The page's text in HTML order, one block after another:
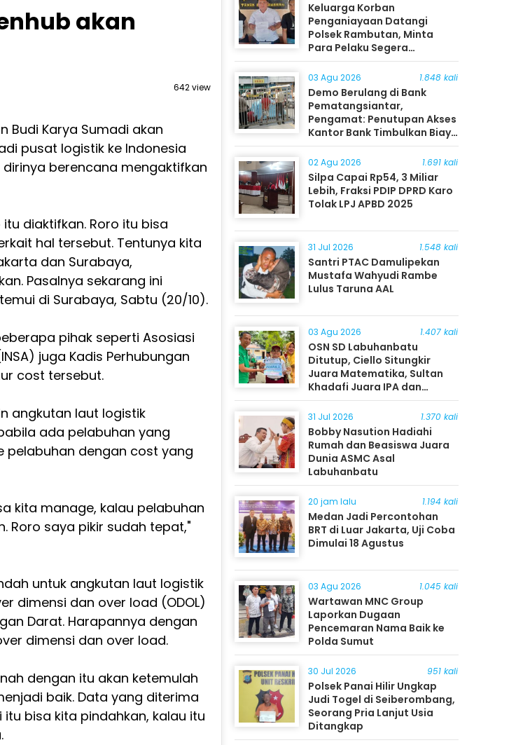
akan
642 view
Budi Karya Sumadi akan
pusat logistik ke Indonesia
berencana mengaktifkan
diaktifkan. Roro itu bisa
hal tersebut. Tentunya kita
dan Surabaya,
Pasalnya sekarang ini
di Surabaya, Sabtu (20/10).
pihak seperti Asosiasi
juga Kadis Perhubungan
cost tersebut.
angkutan laut logistik
ada pelabuhan yang
pelabuhan dengan cost yang
kita manage, kalau pelabuhan
Roro saya pikir sudah tepat,"
untuk angkutan laut logistik
dimensi dan over load (ODOL)
Darat. Harapannya dengan
dimensi dan over load.
dengan itu akan ketemulah
baik. Data yang diterima
bisa kita pindahkan, kalau itu
Keluarga Korban
Penganiayaan Datangi
Polsek Rambutan, Minta
Para Pelaku Segera
Ditangkap
03 Agu 2026 1.848 kali
Demo Berulang di Bank
Pematangsiantar,
Pengamat: Penutupan Akses
Kantor Bank Timbulkan Biaya
Ekonomi bagi Masyarakat
02 Agu 2026 1.691 kali
Silpa Capai Rp54, 3 Miliar
Lebih, Fraksi PDIP DPRD Karo
Tolak LPJ APBD 2025
31 Jul 2026 1.548 kali
Santri PTAC Damulipekan
Mustafa Wahyudi Rambe
Lulus Taruna AAL
03 Agu 2026 1.407 kali
OSN SD Labuhanbatu
Ditutup, Ciello Situngkir
Juara Matematika, Sultan
Khadafi Juara IPA dan
Timothy Rangkuti Juara IPS
31 Jul 2026 1.370 kali
Bobby Nasution Hadiahi
Rumah dan Beasiswa Juara
Dunia ASMC Asal
Labuhanbatu
20 jam lalu 1.194 kali
Medan Jadi Percontohan
BRT di Luar Jakarta, Uji Coba
Dimulai 18 Agustus
03 Agu 2026 1.045 kali
Wartawan MNC Group
Laporkan Dugaan
Pencemaran Nama Baik ke
Polda Sumut
30 Jul 2026 951 kali
Polsek Panai Hilir Ungkap
Judi Togel di Seiberombang,
Seorang Pria Lanjut Usia
Ditangkap